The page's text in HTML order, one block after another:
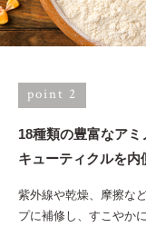
point 2
18種類の豊富なアミ
キューティクルを内
紫外線や乾燥、摩擦な
プに補修し、すこやか